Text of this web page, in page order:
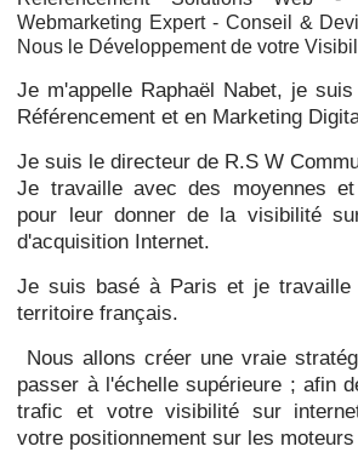
Webmarketing Expert - Conseil &
Nous le Développement de votre
Je m'appelle Raphaël Nabet, je
Référencement et en Marketing
Je suis le directeur de R.S W
Je travaille avec des moyennes
pour leur donner de la visibilité
d'acquisition Internet.
Je suis basé à Paris et je travaille
territoire français.
Nous allons créer une vraie
passer à l'échelle supérieure ; afin
trafic et votre visibilité sur
votre positionnement sur les